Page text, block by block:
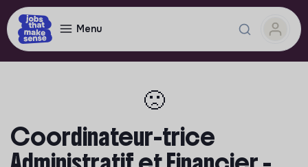
Menu
🙁
Coordinateur-trice